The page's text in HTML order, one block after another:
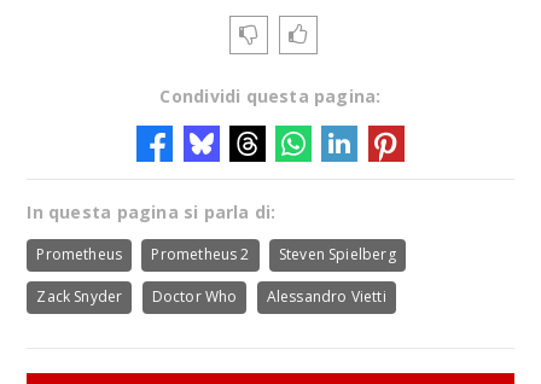
Condividi questa pagina:
In questa pagina si parla di:
Prometheus Prometheus 2 Steven Spielberg
Zack Snyder Doctor Who Alessandro Vietti